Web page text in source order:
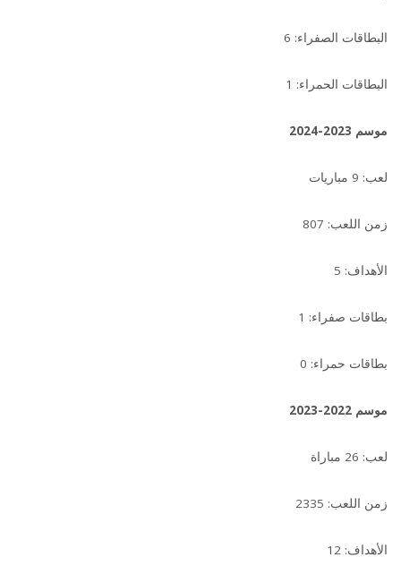
البطاقات الصفراء: 6
البطاقات الحمراء: 1
موسم 2023-2024
لعب: 9 مباريات
زمن اللعب: 807
الأهداف: 5
بطاقات صفراء: 1
بطاقات حمراء: 0
موسم 2022-2023
لعب: 26 مباراة
زمن اللعب: 2335
الأهداف: 12